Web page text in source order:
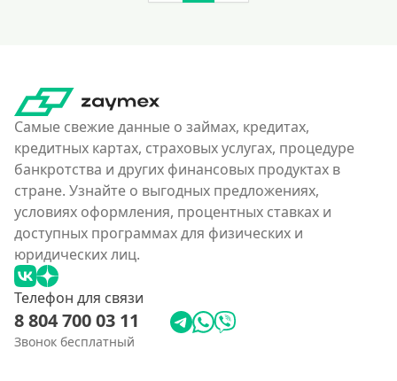
Самые свежие данные о займах, кредитах,
кредитных картах, страховых услугах, процедуре
банкротства и других финансовых продуктах в
стране. Узнайте о выгодных предложениях,
условиях оформления, процентных ставках и
доступных программах для физических и
юридических лиц.
Телефон для связи
8 804 700 03 11
Звонок бесплатный